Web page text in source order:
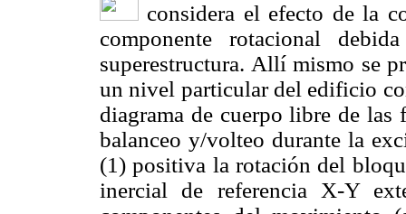
considera el efecto de la
componente rotacional
superestructura. Allí mismo se
un nivel particular del edificio
diagrama de cuerpo libre de las
balanceo y/volteo durante la
(1) positiva la rotación del
inercial de referencia X-Y